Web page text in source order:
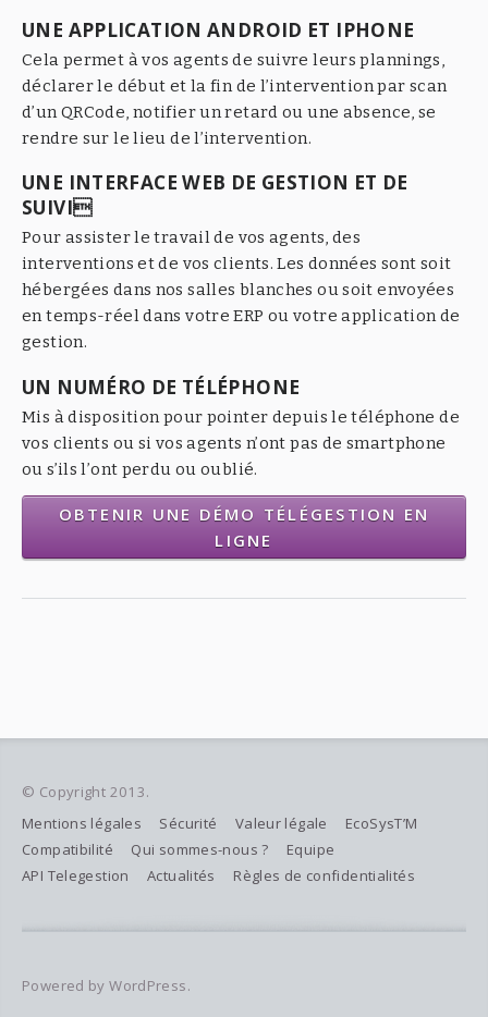
UNE APPLICATION ANDROID ET IPHONE
Cela permet à vos agents de suivre leurs plannings,
déclarer le début et la fin de l’intervention par scan
d’un QRCode, notifier un retard ou une absence, se
rendre sur le lieu de l’intervention.
UNE INTERFACE WEB DE GESTION ET DE
SUIVI
Pour assister le travail de vos agents, des
interventions et de vos clients. Les données sont soit
hébergées dans nos salles blanches ou soit envoyées
en temps-réel dans votre ERP ou votre application de
gestion.
UN NUMÉRO DE TÉLÉPHONE
Mis à disposition pour pointer depuis le téléphone de
vos clients ou si vos agents n’ont pas de smartphone
ou s’ils l’ont perdu ou oublié.
OBTENIR UNE DÉMO TÉLÉGESTION EN
LIGNE
© Copyright 2013.
Mentions légales
Sécurité Valeur légale
EcoSysT’M
Compatibilité
Qui sommes-nous ?
Equipe
API Telegestion
Actualités Règles de confidentialités
Powered by WordPress.